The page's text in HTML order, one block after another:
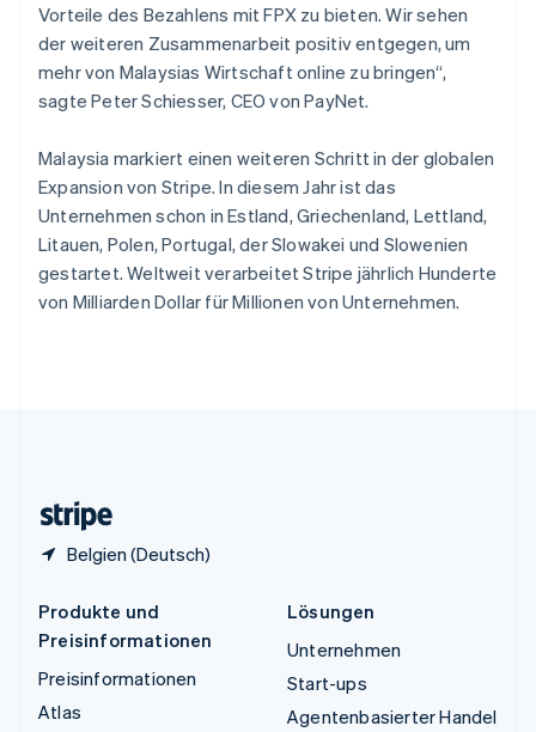
Vorteile des Bezahlens mit FPX zu bieten. Wir sehen
der weiteren Zusammenarbeit positiv entgegen, um
mehr von Malaysias Wirtschaft online zu bringen“,
sagte Peter Schiesser, CEO von PayNet.
Malaysia markiert einen weiteren Schritt in der globalen
Expansion von Stripe. In diesem Jahr ist das
Unternehmen schon in Estland, Griechenland, Lettland,
Litauen, Polen, Portugal, der Slowakei und Slowenien
gestartet. Weltweit verarbeitet Stripe jährlich Hunderte
von Milliarden Dollar für Millionen von Unternehmen.
Belgien (Deutsch)
Slowenien
EnglishItaliano
Sonderverwaltungsregion Hongkong,
China
English简体中文
EspañolEnglish
Thailand
ไทยEnglish
Tschechische Republik
English
Ungarn
English
Produkte und
Preisinformationen
Preisinformationen
Atlas
Lösungen
Unternehmen
Start-ups
Agentenbasierter Handel